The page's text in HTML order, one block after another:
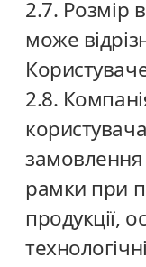
2.7. Розмір
може
2.8.
рамки при
продукції,